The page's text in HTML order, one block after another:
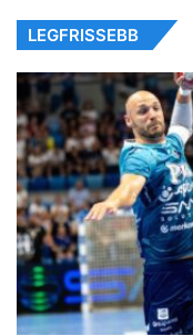
LEGFRISSEBB